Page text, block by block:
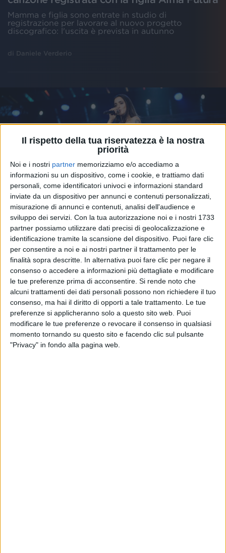
Il rispetto della tua riservatezza è la nostra
priorità
Noi e i nostri partner memorizziamo e/o accediamo a
informazioni su un dispositivo, come i cookie, e trattiamo dati
personali, come identificatori univoci e informazioni standard
inviate da un dispositivo per annunci e contenuti personalizzati,
misurazione di annunci e contenuti, analisi dell'audience e
sviluppo dei servizi. Con la tua autorizzazione noi e i nostri 1733
partner possiamo utilizzare dati precisi di geolocalizzazione e
identificazione tramite la scansione del dispositivo. Puoi fare clic
per consentire a noi e ai nostri partner il trattamento per le
finalità sopra descritte. In alternativa puoi fare clic per negare il
consenso o accedere a informazioni più dettagliate e modificare
le tue preferenze prima di acconsentire. Si rende noto che
alcuni trattamenti dei dati personali possono non richiedere il tuo
consenso, ma hai il diritto di opporti a tale trattamento. Le tue
preferenze si applicheranno solo a questo sito web. Puoi
modificare le tue preferenze o revocare il consenso in qualsiasi
momento tornando su questo sito e facendo clic sul pulsante
"Privacy" in fondo alla pagina web.
Mamma e figlia sono entrate in studio di
registrazione per lavorare al nuovo progetto
discografico: l'uscita è prevista in autunno
di Daniele Verderio
C'È ANCHE IL VIDEO 05 giu 2025
Levante è tornata: il nuovo singolo
“Maimai” è una dedica agli ex
Il singolo arriva a qualche mese di distanza da
“Follemente”, la canzone scritta per l'omonimo film
di Paolo Genovese
diDaniele Verderio